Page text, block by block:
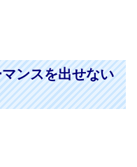
ンスを出せない